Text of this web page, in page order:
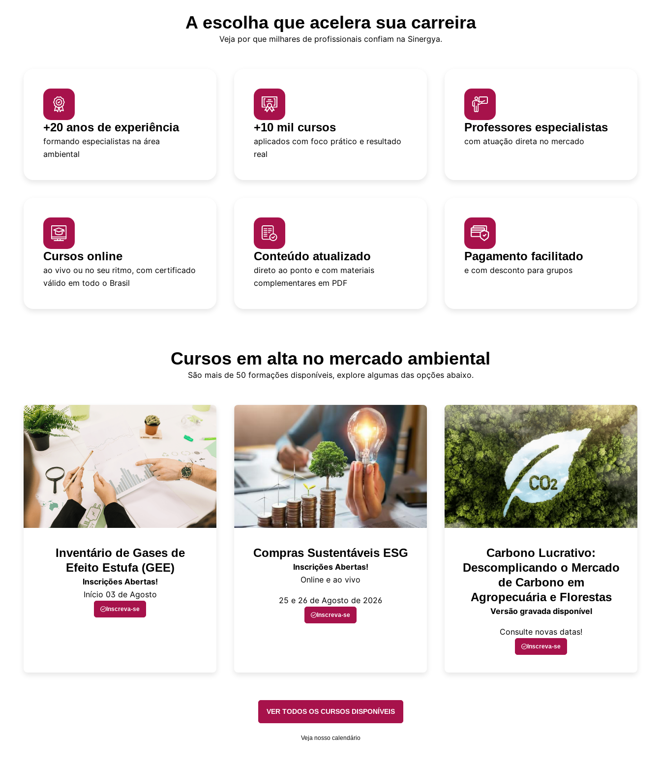
A escolha que acelera sua carreira
Veja por que milhares de profissionais confiam na Sinergya.
+20 anos de experiência
formando especialistas na área
ambiental
+10 mil cursos
aplicados com foco prático e resultado
real
Professores especialistas
com atuação direta no mercado
Cursos online
ao vivo ou no seu ritmo, com certificado
válido em todo o Brasil
Conteúdo atualizado
direto ao ponto e com materiais
complementares em PDF
Pagamento facilitado
e com desconto para grupos
Cursos em alta no mercado ambiental
São mais de 50 formações disponíveis, explore algumas das opções abaixo.
Inventário de Gases de
Efeito Estufa (GEE)
Inscrições Abertas!
Início 03 de Agosto
Inscreva-se
Compras Sustentáveis ESG
Inscrições Abertas!
Online e ao vivo
25 e 26 de Agosto de 2026
Inscreva-se
Carbono Lucrativo:
Descomplicando o Mercado
de Carbono em
Agropecuária e Florestas
Versão gravada disponível
Consulte novas datas!
Inscreva-se
VER TODOS OS CURSOS DISPONÍVEIS
Veja nosso calendário